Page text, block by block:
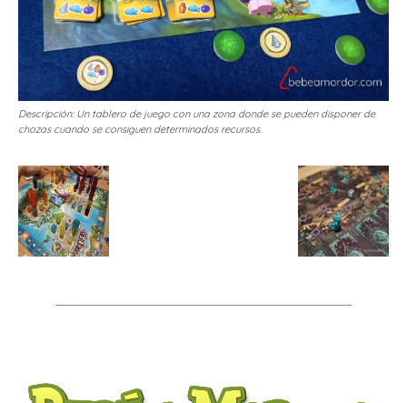
Descripción: Un tablero de juego con una zona donde se pueden disponer de
chozas cuando se consiguen determinados recursos.